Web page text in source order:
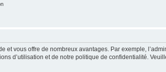
et vous offre de nombreux avantages. Par exemple,
d’utilisation et de notre politique de confidentialité.